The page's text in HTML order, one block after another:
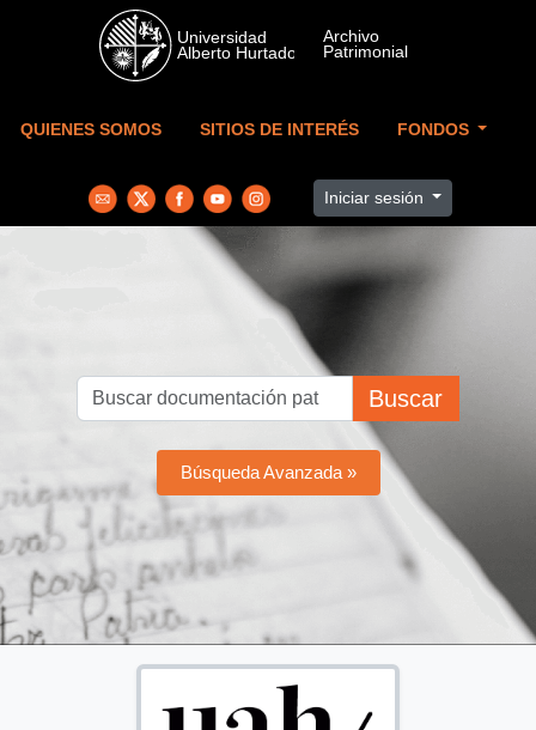
Skip to main content
QUIENES SOMOS SITIOS DE INTERÉS FONDOS
Iniciar sesión
Buscar
Búsqueda Avanzada »